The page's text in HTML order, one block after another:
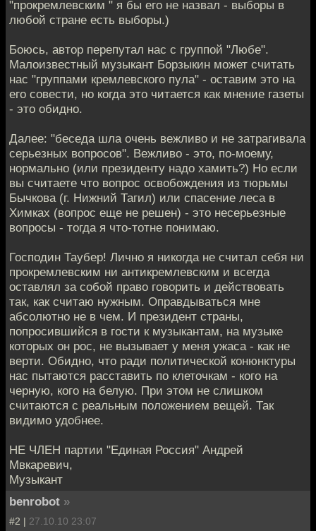
"прокремлевским " я бы его не назвал - выборы в
любой стране есть выборы.)
Боюсь, автор перепутал нас с группой "Любе".
Малоизвестный музыкант Борзыкин может считать
нас "группами кремлевского пула" - оставим это на
его совести, но когда это читается как мнение газеты
- это обидно.
Далее: "беседа шла очень вежливо и не затрагивала
серьезных вопросов". Вежливо - это, по-моему,
нормально (или президенту надо хамить?) Но если
вы считаете что вопрос освобождения из тюрьмы
Бычкова (г. Нижний Тагил) или спасение леса в
Химках (вопрос еще не решен) - это несерьезные
вопросы - тогда я что-тотне понимаю.
Господин Таубер! Лично я никогда не считал себя ни
прокремлевским ни антикремлевским и всегда
оставлял за собой право говорить и действовать
так, как считаю нужным. Оправдываться мне
абсолютно не в чем. И президент страны,
попросившийся в гости к музыкантам, на музыке
которых он рос, не вызывает у меня ужаса - как не
верти. Обидно, что ради политической конюнктуры
нас пытаются расставить по клеточкам - кого на
черную, кого на белую. При этом не слишком
считаются с реальным положением вещей. Так
видимо удобнее.
НЕ ЧЛЕН партии "Единая Россия" Андрей
Мвкаревич,
Музыкант
benrobot »
#2 | 27.10.10 23:07